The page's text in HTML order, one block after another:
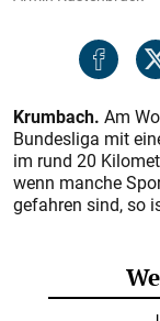
Krumbach. Am
Bundesliga mit
im rund 20
wenn manche
gefahren sind, so